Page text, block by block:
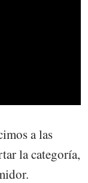
a las
la categoría,